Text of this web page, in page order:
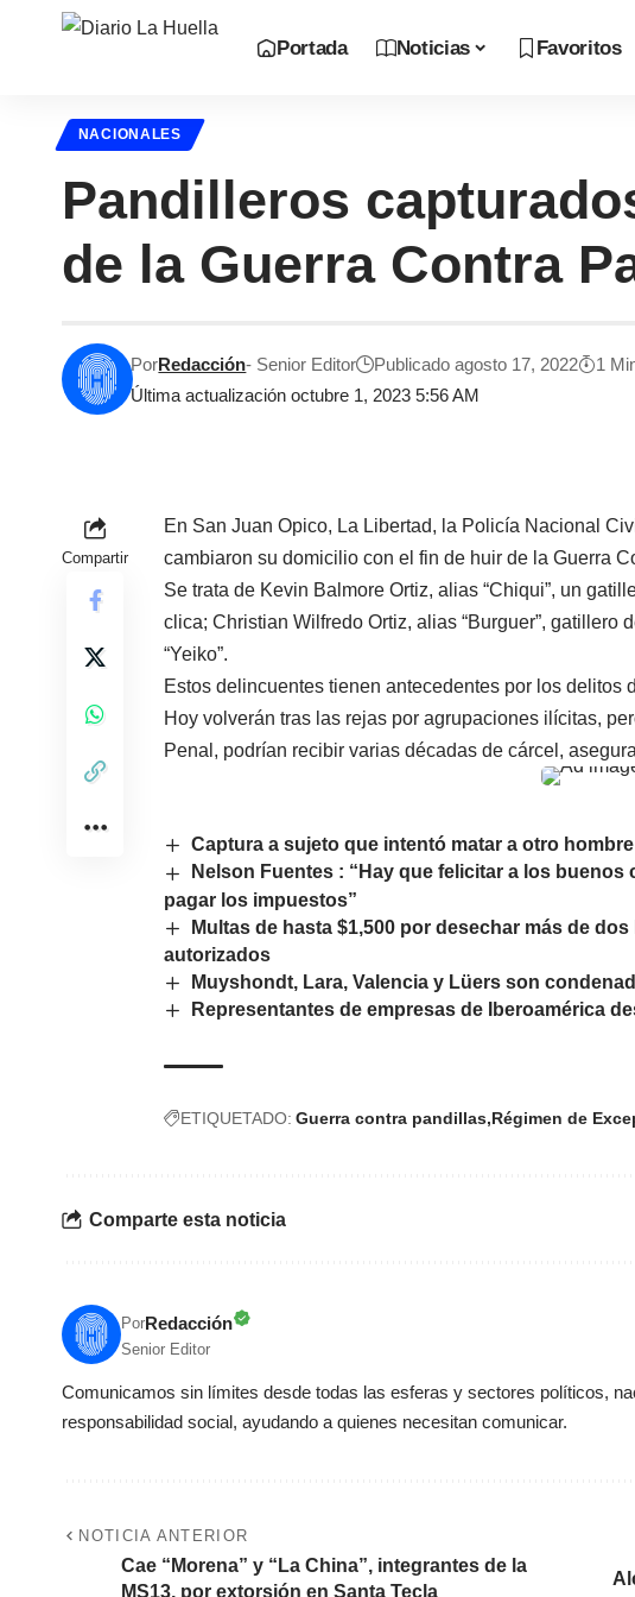
Portada Noticias Favoritos
NACIONALES
Pandilleros
de la Guerra Contra
Última actualización octubre 1, 2023 5:56 AM
PorRedacción- Senior Editor Publicado agosto 17, 2022 1
Compartir
En San Juan Opico, La Libertad, la Policía Nacional
cambiaron su domicilio con el fin de huir de la Guerra
Se trata de Kevin Balmore Ortiz, alias “Chiqui”, un
clica; Christian Wilfredo Ortiz, alias “Burguer”, gatillero
“Yeiko”.
Estos delincuentes tienen antecedentes por los delitos
Hoy volverán tras las rejas por agrupaciones ilícitas,
Penal, podrían recibir varias décadas de cárcel,
Captura a sujeto que intentó matar a otro
Nelson Fuentes : “Hay que felicitar a los
pagar los impuestos”
Multas de hasta $1,500 por desechar más de
autorizados
Muyshondt, Lara, Valencia y Lüers son
Representantes de empresas de Iberoamérica
ETIQUETADO: Guerra contra pandillas Régimen de
Comparte esta noticia
PorRedacción
Senior Editor
Comunicamos sin límites desde todas las esferas y sectores políticos,
responsabilidad social, ayudando a quienes necesitan comunicar.
NOTICIA ANTERIOR
Cae “Morena” y “La China”, integrantes de la
MS13, por extorsión en Santa Tecla